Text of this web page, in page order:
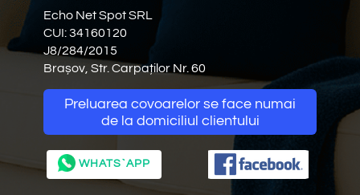
0368463619
0727488188
Echo Net Spot SRL
CUI: 34160120
J8/284/2015
Brașov, Str. Carpaților Nr. 60
Preluarea covoarelor se face numai
de la domiciliul clientului
WHATS`APP